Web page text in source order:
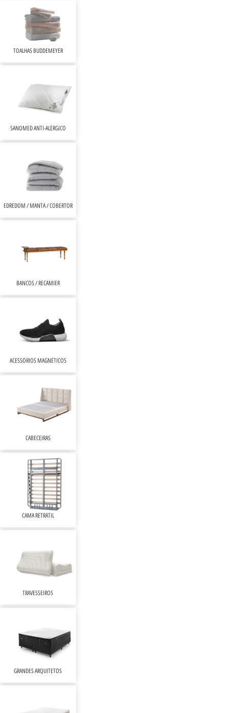
GRANDES ARQUITETOS
TRAVESSEIROS
CAMA RETRÁTIL
CABECEIRAS
ACESSÓRIOS MAGNÉTICOS
BANCOS / RECAMIER
EDREDOM / MANTA / COBERTOR
SANOMED ANTI-ALÉRGICO
TOALHAS BUDDEMEYER